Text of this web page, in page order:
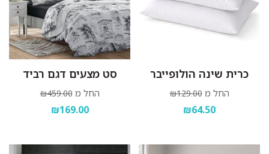
כרית שינה הולופייבר
החל מ ₪129.00
₪64.50
סט מצעים דגם רביד
החל מ ₪459.00
₪169.00